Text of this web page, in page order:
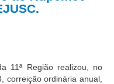
11ª Região realizou, no
correição ordinária anual,